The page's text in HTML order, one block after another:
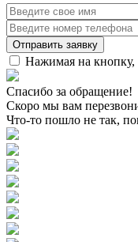
Нажимая на кнопку,
Спасибо за обращение!
Скоро мы вам
Что-то пошло не так,